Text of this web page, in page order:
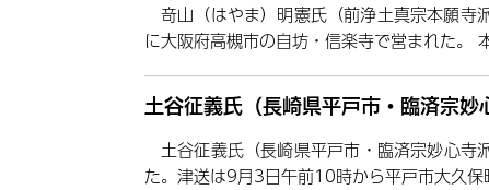
竒山（はやま）明憲氏（前浄土真宗本願
に大阪府高槻市の自坊・信楽寺で営まれた。
土谷征義氏（長崎県平戸市・臨済宗妙
土谷征義氏（長崎県平戸市・臨済宗妙心
た。津送は9月3日午前10時から平戸市大久